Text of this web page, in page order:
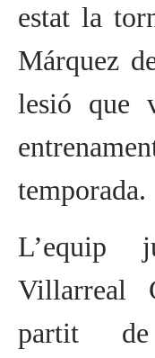
estat la
Márquez
lesió que
temporada.
L’equip
Villarreal
partit